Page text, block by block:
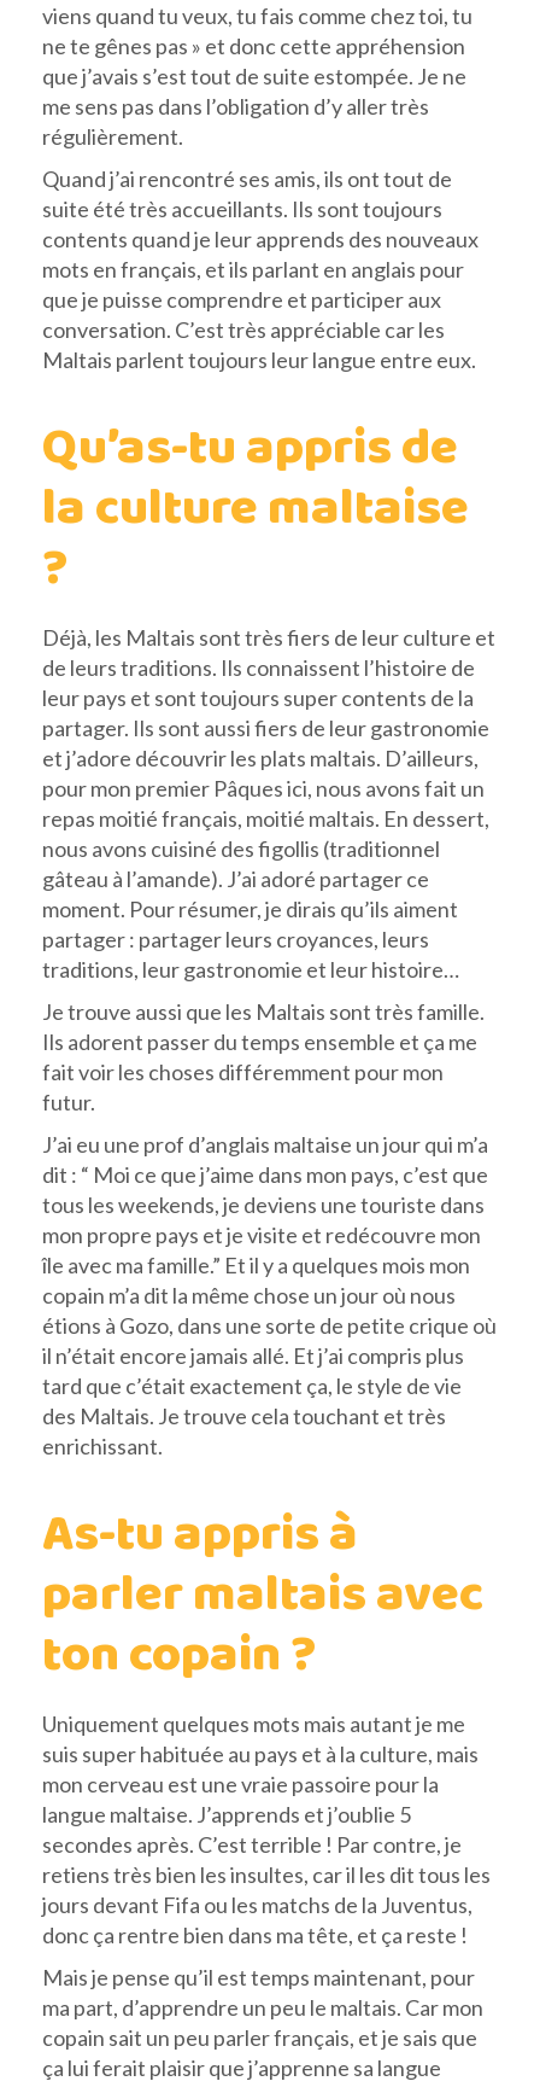
viens quand tu veux, tu fais comme chez toi, tu
ne te gênes pas » et donc cette appréhension
que j’avais s’est tout de suite estompée. Je ne
me sens pas dans l’obligation d’y aller très
régulièrement.
Quand j’ai rencontré ses amis, ils ont tout de
suite été très accueillants. Ils sont toujours
contents quand je leur apprends des nouveaux
mots en français, et ils parlant en anglais pour
que je puisse comprendre et participer aux
conversation. C’est très appréciable car les
Maltais parlent toujours leur langue entre eux.
Qu’as-tu appris de
la culture maltaise
?
Déjà, les Maltais sont très fiers de leur culture et
de leurs traditions. Ils connaissent l’histoire de
leur pays et sont toujours super contents de la
partager. Ils sont aussi fiers de leur gastronomie
et j’adore découvrir les plats maltais. D’ailleurs,
pour mon premier Pâques ici, nous avons fait un
repas moitié français, moitié maltais. En dessert,
nous avons cuisiné des figollis (traditionnel
gâteau à l’amande). J’ai adoré partager ce
moment. Pour résumer, je dirais qu’ils aiment
partager : partager leurs croyances, leurs
traditions, leur gastronomie et leur histoire…
Je trouve aussi que les Maltais sont très famille.
Ils adorent passer du temps ensemble et ça me
fait voir les choses différemment pour mon
futur.
J’ai eu une prof d’anglais maltaise un jour qui m’a
dit : “ Moi ce que j’aime dans mon pays, c’est que
tous les weekends, je deviens une touriste dans
mon propre pays et je visite et redécouvre mon
île avec ma famille.” Et il y a quelques mois mon
copain m’a dit la même chose un jour où nous
étions à Gozo, dans une sorte de petite crique où
il n’était encore jamais allé. Et j’ai compris plus
tard que c’était exactement ça, le style de vie
des Maltais. Je trouve cela touchant et très
enrichissant.
As-tu appris à
parler maltais avec
ton copain ?
Uniquement quelques mots mais autant je me
suis super habituée au pays et à la culture, mais
mon cerveau est une vraie passoire pour la
langue maltaise. J’apprends et j’oublie 5
secondes après. C’est terrible ! Par contre, je
retiens très bien les insultes, car il les dit tous les
jours devant Fifa ou les matchs de la Juventus,
donc ça rentre bien dans ma tête, et ça reste !
Mais je pense qu’il est temps maintenant, pour
ma part, d’apprendre un peu le maltais. Car mon
copain sait un peu parler français, et je sais que
ça lui ferait plaisir que j’apprenne sa langue